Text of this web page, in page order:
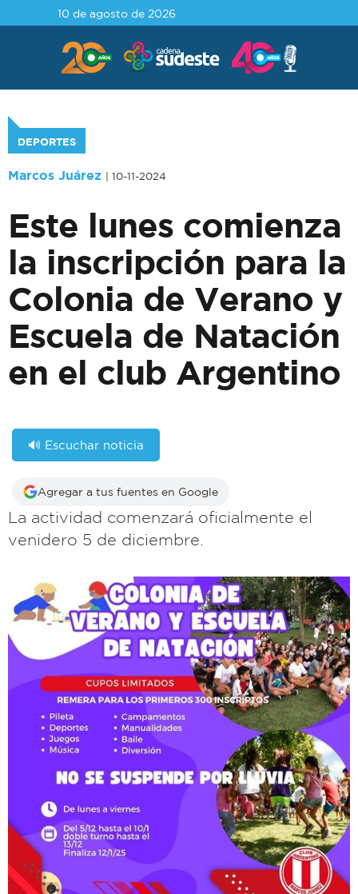
10 de agosto de 2026
DEPORTES
Marcos Juárez | 10-11-2024
Este lunes comienza
la inscripción para la
Colonia de Verano y
Escuela de Natación
en el club Argentino
🔊 Escuchar noticia
Agregar a tus fuentes en Google
La actividad comenzará oficialmente el
venidero 5 de diciembre.